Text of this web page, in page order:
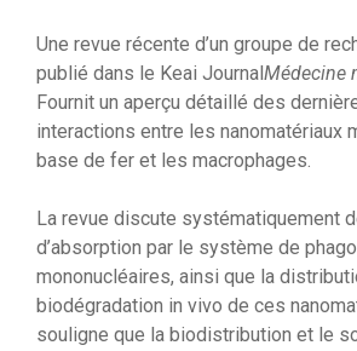
Une revue récente d’un groupe de
publié dans le Keai Journal Médecine
Fournit un aperçu détaillé des
interactions entre les nanomatériaux
base de fer et les macrophages.
La revue discute systématiquement
d’absorption par le système de
mononucléaires, ainsi que la
biodégradation in vivo de ces
souligne que la biodistribution et le